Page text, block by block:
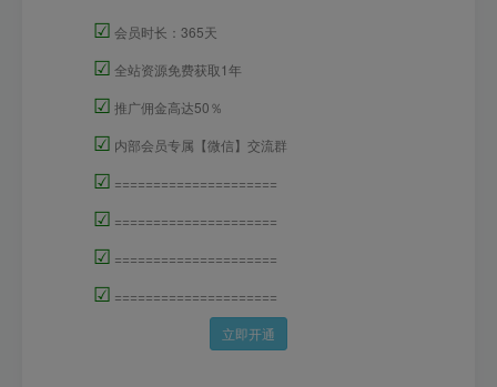
☑ 会员时长：365天
☑ 全站资源免费获取1年
☑ 推广佣金高达50％
☑ 内部会员专属【微信】交流群
☑ =====================
☑ =====================
☑ =====================
☑ =====================
立即开通